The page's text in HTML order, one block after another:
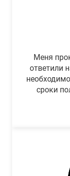
Меня
ответили
сроки